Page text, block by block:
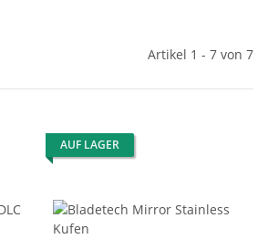
Artikel 1 - 7 von 7
AUF LAGER